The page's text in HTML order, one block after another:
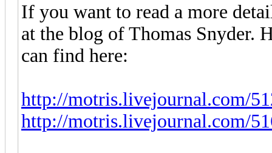
If you want to read a more
at the blog of Thomas Snyder.
can find here:
http://motris.livejournal.com/
http://motris.livejournal.com/